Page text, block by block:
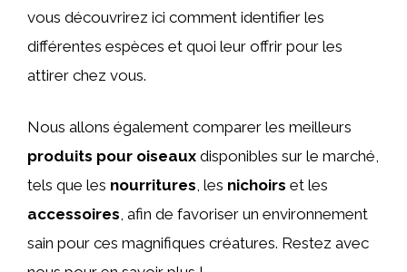
vous découvrirez ici comment identifier les
différentes espèces et quoi leur offrir pour les
attirer chez vous.
Nous allons également comparer les meilleurs
produits pour oiseaux disponibles sur le marché,
tels que les nourritures, les nichoirs et les
accessoires, afin de favoriser un environnement
sain pour ces magnifiques créatures. Restez avec